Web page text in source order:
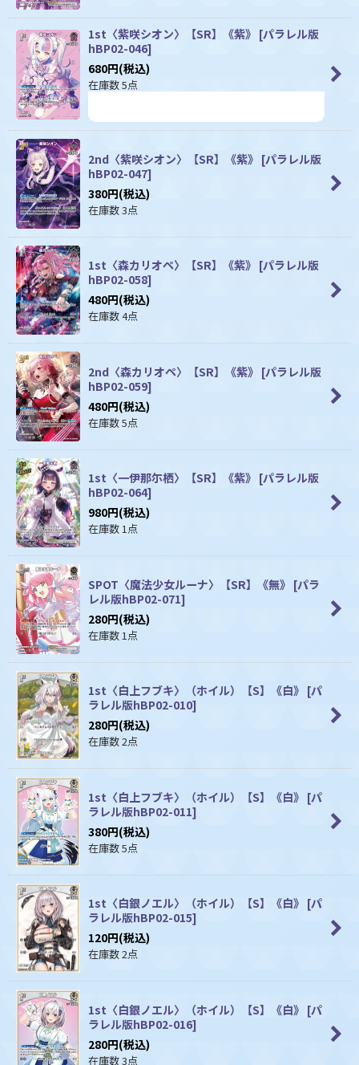
1st〈紫咲シオン〉【SR】《紫》 [パラレル版
hBP02-046]
680円(税込)
在庫数 5点
2nd〈紫咲シオン〉【SR】《紫》 [パラレル版
hBP02-047]
380円(税込)
在庫数 3点
1st〈森カリオペ〉【SR】《紫》 [パラレル版
hBP02-058]
480円(税込)
在庫数 4点
2nd〈森カリオペ〉【SR】《紫》 [パラレル版
hBP02-059]
480円(税込)
在庫数 5点
1st〈一伊那尓栖〉【SR】《紫》 [パラレル版
hBP02-064]
980円(税込)
在庫数 1点
SPOT〈魔法少女ルーナ〉【SR】《無》 [パラ
レル版hBP02-071]
280円(税込)
在庫数 1点
1st〈白上フブキ〉（ホイル）【S】《白》 [パ
ラレル版hBP02-010]
280円(税込)
在庫数 2点
1st〈白上フブキ〉（ホイル）【S】《白》 [パ
ラレル版hBP02-011]
380円(税込)
在庫数 5点
1st〈白銀ノエル〉（ホイル）【S】《白》 [パ
ラレル版hBP02-015]
120円(税込)
在庫数 2点
1st〈白銀ノエル〉（ホイル）【S】《白》 [パ
ラレル版hBP02-016]
280円(税込)
在庫数 3点